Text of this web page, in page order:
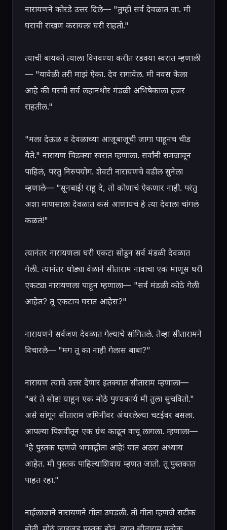
नारायणने कोरडे उत्तर दिले— "तुम्ही सर्व देवळात जा. मी
घराची राखण करायला घरी राहतो."
त्याची बायको त्याला विनवण्या करीत रडक्या स्वरात म्हणाली
— "यावेळी तरी माझं ऐका. देव रागावेल. मी नवस केला
आहे की घरची सर्व लहानथोर मंडळी अभिषेकाला हजर
राहतील."
"मला देऊळ व देवळाच्या आजूबाजूची जागा पाहूनच चीड
येते." नारायण चिडक्या स्वरात म्हणाला. सर्वांनी समजावून
पाहिलं, परंतु निरुपयोग. शेवटी नारायणचे वडील सुनेला
म्हणाले— "सूनबाई! राहू दे, तो कोणाचं ऐकणार नाही. परंतु
अशा माणसाला देवळात कसं आणायचं हे त्या देवाला चांगलं
कळतं!"
त्यानंतर नारायणला घरी एकटा सोडून सर्व मंडळी देवळात
गेली. त्यानंतर थोड्या वेळाने सीताराम नावाचा एक माणूस घरी
एकट्या नारायणला पाहून म्हणाला— "सर्व मंडळी कोठे गेली
आहेत? तू एकटाच घरात आहेस?"
नारायणने सर्वजण देवळात गेल्याचे सांगितले. तेव्हा सीतारामने
विचारले— "मग तू का नाही गेलास बाबा?"
नारायण त्याचे उत्तर देणार इतक्यात सीताराम म्हणाला—
"बरं ते सोड! याहून एक मोठे पुण्यकार्य मी तुला सुचवितो."
असे सांगून सीताराम जमिनीवर अंथरलेल्या चटईवर बसला.
आपल्या पिशवीतून एक ग्रंथ काढून वाचू लागला. म्हणाला—
"हे पुस्तक म्हणजे भगवद्गीता आहे! यात अठरा अध्याय
आहेत. मी पुस्तक पाहिल्याशिवाय म्हणत जातो. तू पुस्तकात
पाहत रहा."
नाईलाजाने नारायणने गीता उघडली. ती गीता म्हणजे सटीक